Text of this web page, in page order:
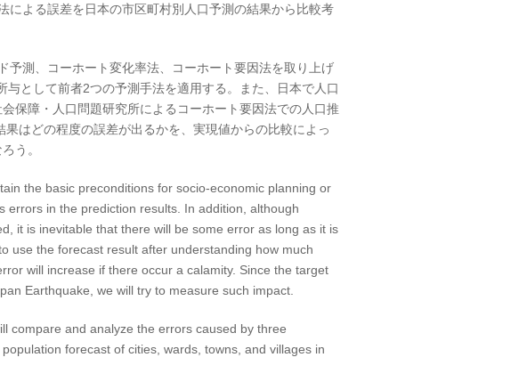
による誤差を日本の市区町村別人口予測の結果から比較考
予測、コーホート変化率法、コーホート要因法を取り上げ
として前者2つの予測手法を適用する。また、日本で人口
保障・人口問題研究所によるコーホート要因法での人口推
はどの程度の誤差が出るかを、実現値からの比較によっ
う。
the basic preconditions for socio-economic planning or
errors in the prediction results. In addition, although
it is inevitable that there will be some error as long as it is
use the forecast result after understanding how much
will increase if there occur a calamity. Since the target
Earthquake, we will try to measure such impact.
compare and analyze the errors caused by three
forecast of cities, wards, towns, and villages in